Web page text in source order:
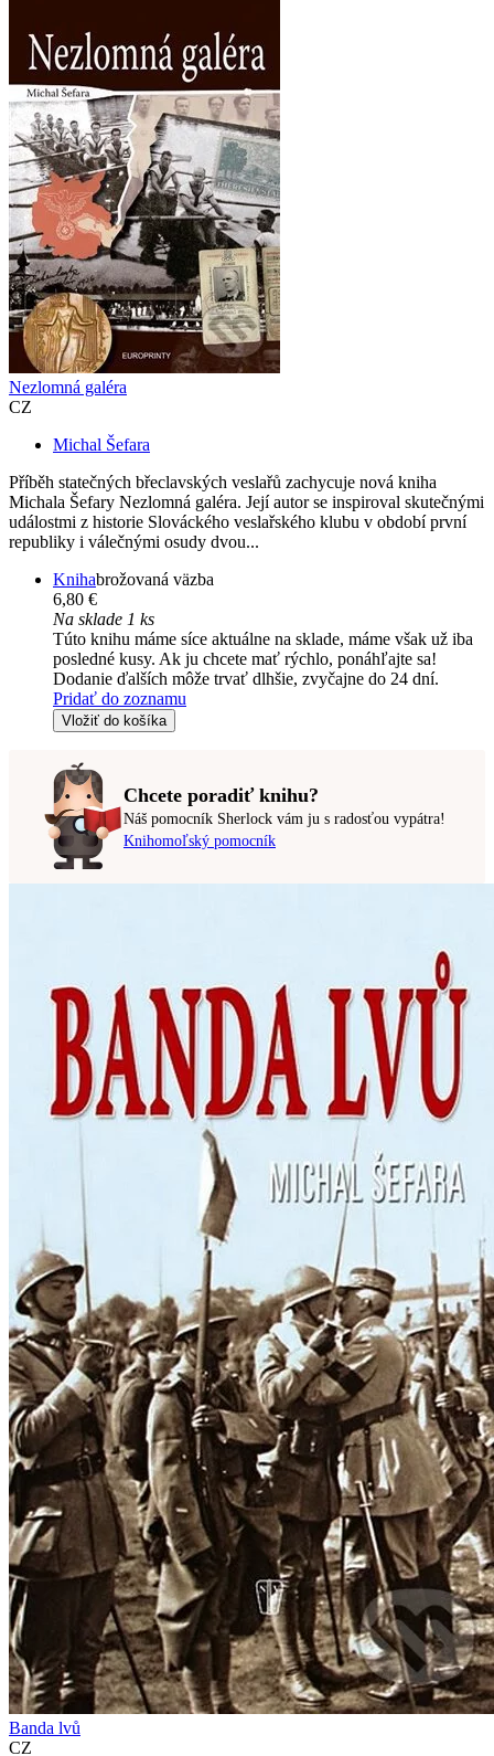
Nezlomná galéra
CZ
Michal Šefara
Příběh statečných břeclavských veslařů zachycuje nová kniha
Michala Šefary Nezlomná galéra. Její autor se inspiroval skutečnými
událostmi z historie Slováckého veslařského klubu v období první
republiky i válečnými osudy dvou...
Knihabrožovaná väzba
6,80 €
Na sklade 1 ks
Túto knihu máme síce aktuálne na sklade, máme však už iba
posledné kusy. Ak ju chcete mať rýchlo, ponáhľajte sa!
Dodanie ďalších môže trvať dlhšie, zvyčajne do 24 dní.
Pridať do zoznamu
Vložiť do košíka
Chcete poradiť knihu?
Náš pomocník Sherlock vám ju s radosťou vypátra!
Knihomoľský pomocník
Banda lvů
CZ